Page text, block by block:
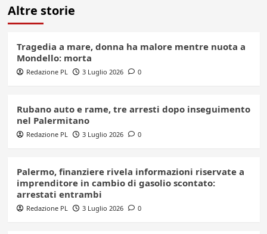
Altre storie
Tragedia a mare, donna ha malore mentre nuota a
Mondello: morta
Redazione PL 3 Luglio 2026 0
Rubano auto e rame, tre arresti dopo inseguimento
nel Palermitano
Redazione PL 3 Luglio 2026 0
Palermo, finanziere rivela informazioni riservate a
imprenditore in cambio di gasolio scontato:
arrestati entrambi
Redazione PL 3 Luglio 2026 0